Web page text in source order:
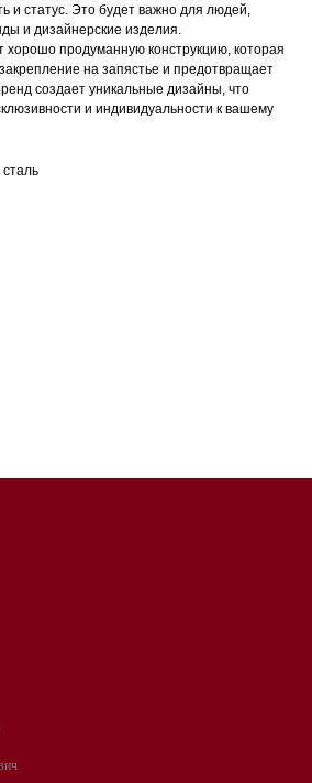
и статус. Это будет важно для людей,
и дизайнерские изделия.
продуманную конструкцию, которая
на запястье и предотвращает
создает уникальные дизайны, что
и индивидуальности к вашему